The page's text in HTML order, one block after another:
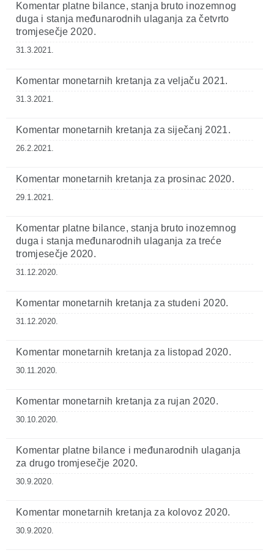
Komentar platne bilance, stanja bruto inozemnog
duga i stanja međunarodnih ulaganja za četvrto
tromjesečje 2020.
31.3.2021.
Komentar monetarnih kretanja za veljaču 2021.
31.3.2021.
Komentar monetarnih kretanja za siječanj 2021.
26.2.2021.
Komentar monetarnih kretanja za prosinac 2020.
29.1.2021.
Komentar platne bilance, stanja bruto inozemnog
duga i stanja međunarodnih ulaganja za treće
tromjesečje 2020.
31.12.2020.
Komentar monetarnih kretanja za studeni 2020.
31.12.2020.
Komentar monetarnih kretanja za listopad 2020.
30.11.2020.
Komentar monetarnih kretanja za rujan 2020.
30.10.2020.
Komentar platne bilance i međunarodnih ulaganja
za drugo tromjesečje 2020.
30.9.2020.
Komentar monetarnih kretanja za kolovoz 2020.
30.9.2020.